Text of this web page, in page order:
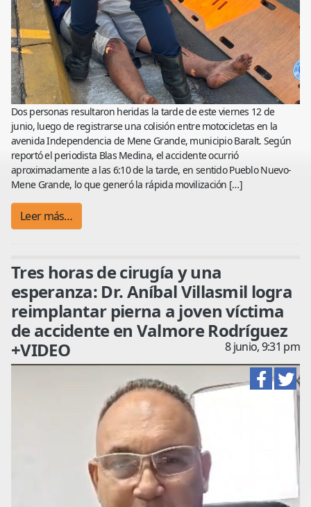
Dos personas resultaron heridas la tarde de este viernes 12 de
junio, luego de registrarse una colisión entre motocicletas en la
avenida Independencia de Mene Grande, municipio Baralt. Según
reportó el periodista Blas Medina, el accidente ocurrió
aproximadamente a las 6:10 de la tarde, en sentido Pueblo Nuevo-
Mene Grande, lo que generó la rápida movilización […]
Leer más…
Tres horas de cirugía y una
esperanza: Dr. Aníbal Villasmil logra
reimplantar pierna a joven víctima
de accidente en Valmore Rodríguez
+VIDEO
8 junio, 9:31 pm